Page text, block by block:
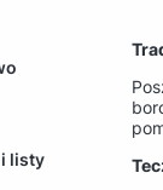
listy